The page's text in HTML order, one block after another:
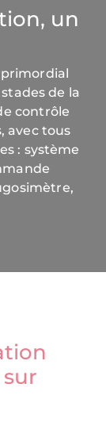
un
de la
contrôle
avec tous
: système